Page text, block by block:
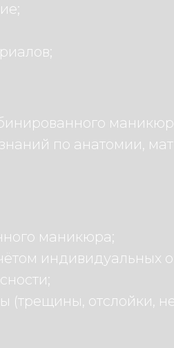
по анатомии,
маникюра;
индивидуальных
отслойки,